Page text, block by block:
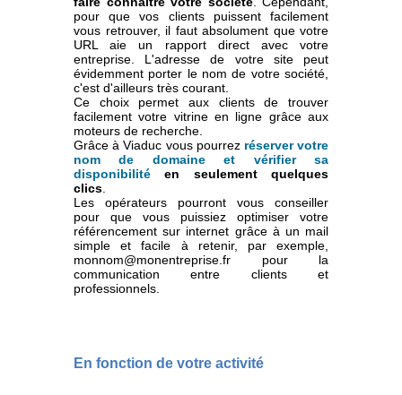
pour que vos clients puissent facilement
vous retrouver, il faut absolument que votre
URL aie un rapport direct avec votre
entreprise. L'adresse de votre site peut
évidemment porter le nom de votre société,
c'est d'ailleurs très courant.
Ce choix permet aux clients de trouver
facilement votre vitrine en ligne grâce aux
moteurs de recherche.
Grâce à Viaduc vous pourrez réserver votre
nom de domaine et vérifier sa
disponibilité en seulement quelques
clics
Les opérateurs pourront vous conseiller
pour que vous puissiez optimiser votre
référencement sur internet grâce à un mail
simple et facile à retenir, par exemple,
monnom@monentreprise.fr pour la
communication entre clients et
professionnels.
En fonction de votre activité